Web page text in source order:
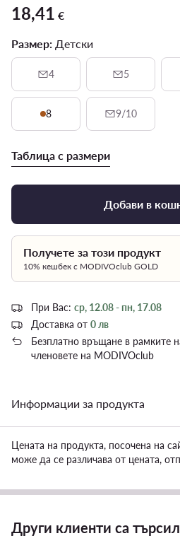
18,41 €
18,41 €
Размер: Детски
4 5
8 9/10
Таблица с размери
Добави в
Получете за този продукт
10% кешбек с MODIVOclub GOLD
При Вас: ср, 12.08 - пн, 17.08
Доставка от 0 лв
Безплатно връщане в рамките
членовете на MODIVOclub
Информации за продукта
Цената на продукта, посочена на
може да се различава от цената,
Други клиенти са